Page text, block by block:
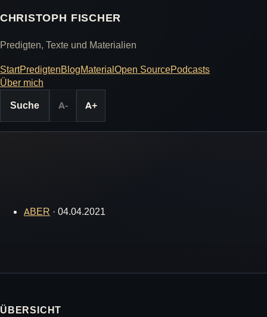
CHRISTOPH FISCHER
Predigten, Texte und Materialien
StartPredigtenBlogMaterialOpen SourcePodcasts
Über mich
Suche
A- A+
ABER · 04.04.2021
ÜBERSICHT